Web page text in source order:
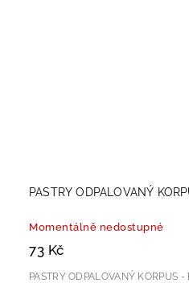
PASTRY ODPALOVANÝ
Momentálně nedostupné
73 Kč
PASTRY ODPALOVANÝ KORPUS